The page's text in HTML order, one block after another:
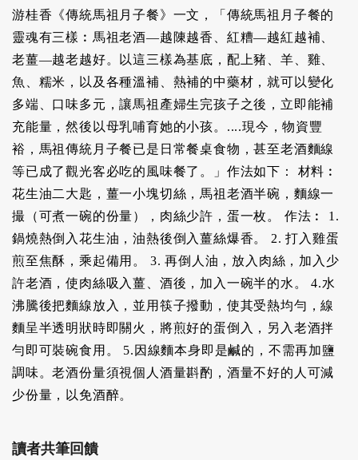
游桂香《傳統馬祖月子餐》一文，「傳統馬祖月子餐的
靈魂有三樣︰馬祖老酒—越陳越香、紅糟—越紅越補、
老薑—越老越好。以這三樣為基底，配上豬、羊、雞、
魚、糯米，以及各種溫補、熱補的中藥材，就可以變化
多端、口味多元，讓馬祖產婦生完孩子之後，立即能補
充能量，然後以母乳哺育她的小孩。....現今，物資豐
裕，馬祖傳統月子餐已是日常餐桌食物，甚至老酒麵線
等已成了觀光客必吃的風味餐了。」作法如下： 材料︰
花生油二大匙，薑一小塊切絲，馬祖老酒半碗，麵線一
撮（可煮一碗的份量），肉絲少許，蛋一枚。 作法︰ 1.
鍋燒熱倒入花生油，油熱後倒入薑絲爆香。 2. 打入雞蛋
煎至焦酥，乘起備用。 3. 再倒人油，放入肉絲，加入少
許老酒，使肉絲吸入薑、酒後，加入一碗半的水。 4.水
沸騰後把麵線放入，並用筷子撥動，使其受熱均勻，線
麵呈半透明狀時即關火，將煎好的蛋倒入，另入老酒拌
勻即可裝碗食用。 5.因線麵本身即是鹹的，不需再加鹽
調味。老酒份量須視個人酒量斟酌，酒量不好的人可減
少份量，以免酒醉。
讀者共筆回饋